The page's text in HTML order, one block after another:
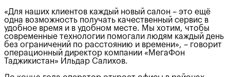
«Для наших клиентов каждый новый салон – это ещё
одна возможность получать качественный сервис в
удобное время и в удобном месте. Мы хотим, чтобы
современные технологии помогали людям каждый день
без ограничений по расстоянию и времени», – говорит
операционный директор компании «МегаФон
Таджикистан» Ильдар Салихов.